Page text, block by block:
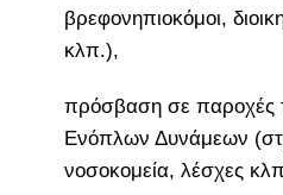
βρεφονηπιοκόμοι,
κλπ.),
πρόσβαση σε παροχές
Ενόπλων Δυνάμεων
νοσοκομεία, λέσχες